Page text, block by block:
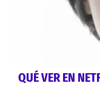
QUÉ VER EN